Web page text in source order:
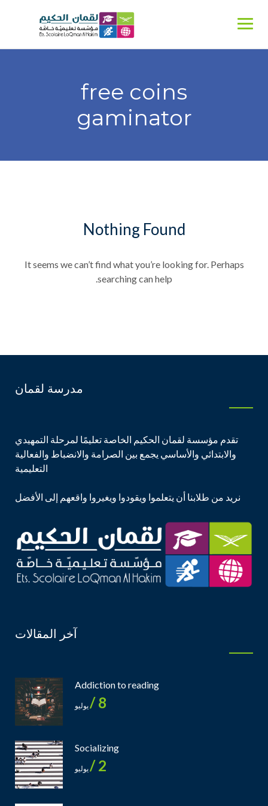
free coins
gaminator
Nothing Found
It seems we can’t find what you’re looking for. Perhaps
searching can help.
مدرسة لقمان
تقدم مؤسسة لقمان الحكيم الخاصة تعليمًا لمرحلة التمهيدي
والابتدائي والأساسي يجمع بين الصرامة والانضباط والفعالية
التعليمية
نريد من طلابنا أن يتعلموا ويقودوا ويغيروا واقعهم إلى الأفضل
آخر المقالات
Addiction to reading
8 / يوليو
Socializing
2 / يوليو